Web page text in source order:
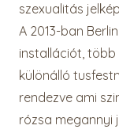
szexualitás
A 2013-ban
installációt, több
különálló
rendezve ami
rózsa megannyi